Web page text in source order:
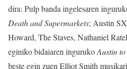
dira: Pulp banda ingelesaren
Death and Supermarkets; Austin
Howard, The Staves, Nathaniel
eginiko bidaiaren ingurukoAustin
beste egin zuen Elliot Smith